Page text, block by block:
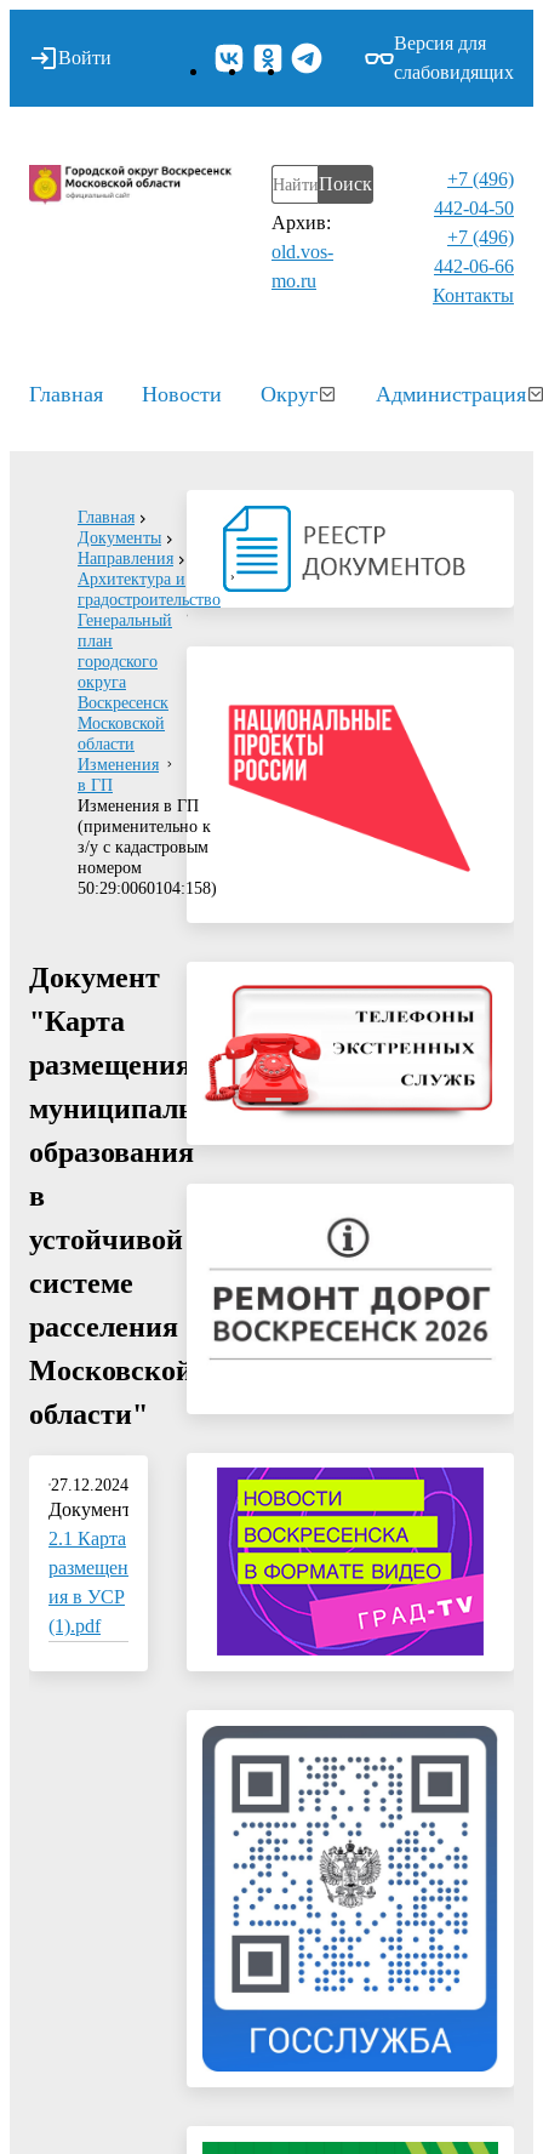
Войти
Версия для
слабовидящих
Поиск
Архив:
old.vos-
mo.ru
+7 (496)
442-04-50
+7 (496)
442-06-66
Контакты⁠
Главная Новости Округ Администрация
Главная
Документы
Направления
Архитектура и
градостроительство
Генеральный
план
городского
округа
Воскресенск
Московской
области
Изменения
в ГП
Изменения в ГП
(применительно к
з/у с кадастровым
номером
50:29:0060104:158)
Документ
"Карта
размещения
муниципального
образования
в
устойчивой
системе
расселения
Московской
области"
27.12.2024
Документ:
2.1 Карта
размещен
ия в УСР
(1).pdf